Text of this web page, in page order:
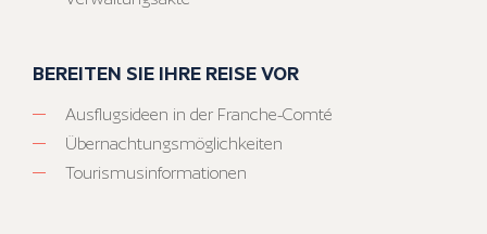
BEREITEN SIE IHRE REISE VOR
Ausflugsideen in der Franche-Comté
Übernachtungsmöglichkeiten
Tourismusinformationen